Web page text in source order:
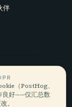
伴
（PostHog、
良好——仅汇总数
。